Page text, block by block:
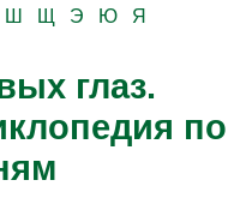
Ш Щ Э Ю Я
глаз.
по